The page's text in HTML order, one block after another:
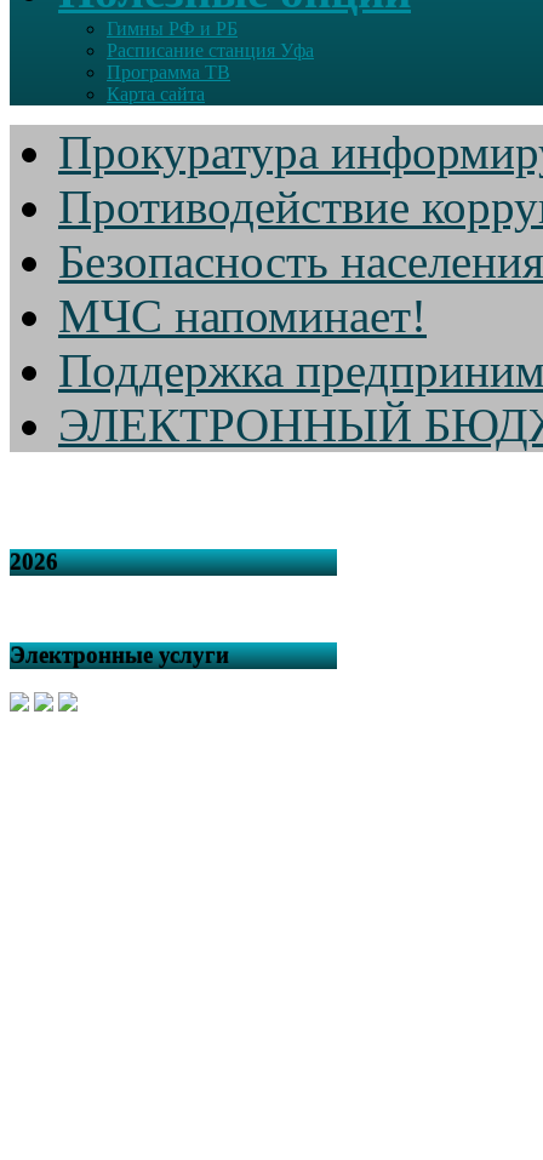
Гимны РФ и РБ
Расписание станция Уфа
Программа ТВ
Карта сайта
Прокуратура
Противодействие
Безопасность населения
МЧС напоминает!
Поддержка
ЭЛЕКТРОННЫЙ
2026
Электронные услуги